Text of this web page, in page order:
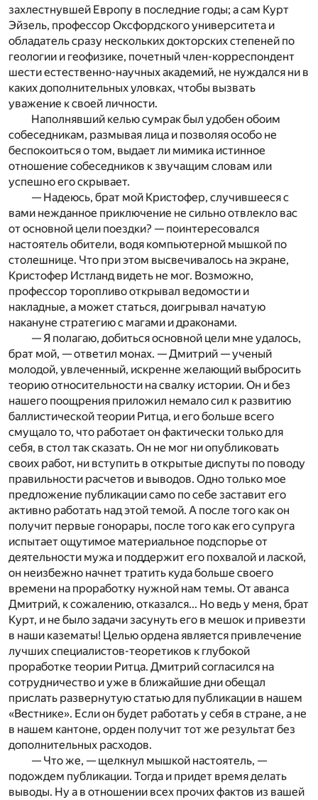
захлестнувшей Европу в последние годы; а сам Курт
Эйзель, профессор Оксфордского университета и
обладатель сразу нескольких докторских степеней по
геологии и геофизике, почетный член-корреспондент
шести естественно-научных академий, не нуждался ни в
каких дополнительных уловках, чтобы вызвать
уважение к своей личности.
Наполнявший келью сумрак был удобен обоим
собеседникам, размывая лица и позволяя особо не
беспокоиться о том, выдает ли мимика истинное
отношение собеседников к звучащим словам или
успешно его скрывает.
— Надеюсь, брат мой Кристофер, случившееся с
вами нежданное приключение не сильно отвлекло вас
от основной цели поездки? — поинтересовался
настоятель обители, водя компьютерной мышкой по
столешнице. Что при этом высвечивалось на экране,
Кристофер Истланд видеть не мог. Возможно,
профессор торопливо открывал ведомости и
накладные, а может статься, доигрывал начатую
накануне стратегию с магами и драконами.
— Я полагаю, добиться основной цели мне удалось,
брат мой, — ответил монах. — Дмитрий — ученый
молодой, увлеченный, искренне желающий выбросить
теорию относительности на свалку истории. Он и без
нашего поощрения приложил немало сил к развитию
баллистической теории Ритца, и его больше всего
смущало то, что работает он фактически только для
себя, в стол так сказать. Он не мог ни опубликовать
своих работ, ни вступить в открытые диспуты по поводу
правильности расчетов и выводов. Одно только мое
предложение публикации само по себе заставит его
активно работать над этой темой. А после того как он
получит первые гонорары, после того как его супруга
испытает ощутимое материальное подспорье от
деятельности мужа и поддержит его похвалой и лаской,
он неизбежно начнет тратить куда больше своего
времени на проработку нужной нам темы. От аванса
Дмитрий, к сожалению, отказался... Но ведь у меня, брат
Курт, и не было задачи засунуть его в мешок и привезти
в наши казематы! Целью ордена является привлечение
лучших специалистов-теоретиков к глубокой
проработке теории Ритца. Дмитрий согласился на
сотрудничество и уже в ближайшие дни обещал
прислать развернутую статью для публикации в нашем
«Вестнике». Если он будет работать у себя в стране, а не
в нашем кантоне, орден получит тот же результат без
дополнительных расходов.
— Что же, — щелкнул мышкой настоятель, —
подождем публикации. Тогда и придет время делать
выводы. Ну а в отношении всех прочих фактов из вашей